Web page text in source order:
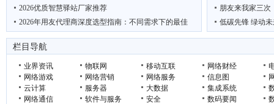
2026优质智慧驿站厂家推荐
2026年用友代理商深度选型指南：不同需求下的最佳
2026年户外热成像仪推荐：这7款覆盖入门到顶奢，
朋友来我家三次
低碳先锋 绿动
栏目导航
业界资讯 物联网 移动互联 网络财经
网络游戏
网络营销 网络服务 信息图
云计算
服务器 大数据 集成系统
网络通信
软件与服务 安全 数码要闻